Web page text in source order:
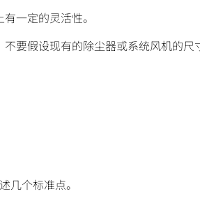
一定的灵活性。
要假设现有的除尘器或系统风机的尺
几个标准点。